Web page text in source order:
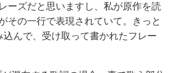
ーズだと思いますし、私が原作を読
その一行で表現されていて。きっと
込んで、受け取って書かれたフレー